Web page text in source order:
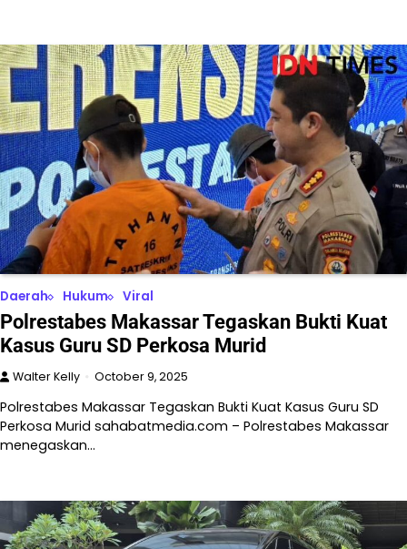
Daerah Hukum Viral
Polrestabes Makassar Tegaskan Bukti Kuat
Kasus Guru SD Perkosa Murid
Walter Kelly October 9, 2025
Polrestabes Makassar Tegaskan Bukti Kuat Kasus Guru SD
Perkosa Murid sahabatmedia.com – Polrestabes Makassar
menegaskan…